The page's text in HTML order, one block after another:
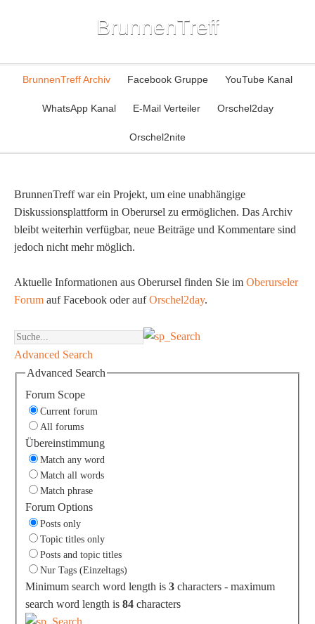
BrunnenTreff
BrunnenTreff Archiv Facebook Gruppe YouTube Kanal
WhatsApp Kanal E-Mail Verteiler Orschel2day
Orschel2nite
BrunnenTreff war ein Projekt, um eine unabhängige
Diskussionsplattform in Oberursel zu ermöglichen. Das Archiv
bleibt weiterhin verfügbar, neue Beiträge und Kommentare sind
jedoch nicht mehr möglich.
Aktuelle Informationen aus Oberursel finden Sie im Oberurseler
Forum auf Facebook oder aufOrschel2day.
Advanced Search
Advanced Search
Forum Scope
Current forum
All forums
Übereinstimmung
Match any word
Match all words
Match phrase
Forum Options
Posts only
Topic titles only
Posts and topic titles
Nur Tags (Einzeltags)
Minimum search word length is 3 characters - maximum
search word length is 84 characters